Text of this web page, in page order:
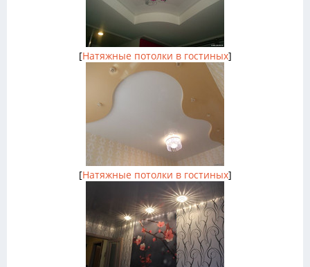
[Натяжные потолки в гостиных]
[Натяжные потолки в гостиных]